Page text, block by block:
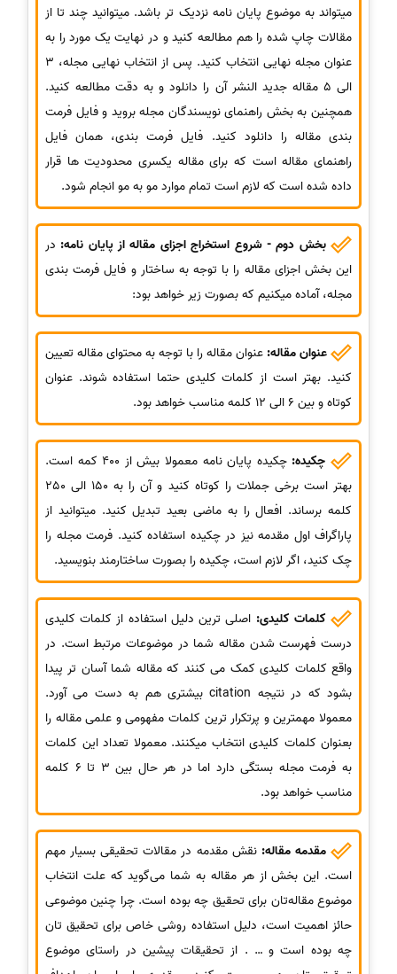
میتواند به موضوع پایان نامه نزدیک تر باشد. میتوانید چند تا از
مقالات چاپ شده را هم مطالعه کنید و در نهایت یک مورد را به
عنوان مجله نهایی انتخاب کنید. پس از انتخاب نهایی مجله، 3
الی 5 مقاله جدید النشر آن را دانلود و به دقت مطالعه کنید.
همچنین به بخش راهنمای نویسندگان مجله بروید و فایل فرمت
بندی مقاله را دانلود کنید. فایل فرمت بندی، همان فایل
راهنمای مقاله است که برای مقاله یکسری محدودیت ها قرار
داده شده است که لازم است تمام موارد مو به مو انجام شود.
بخش دوم - شروع استخراج اجزای مقاله از پایان نامه: در
این بخش اجزای مقاله را با توجه به ساختار و فایل فرمت بندی
مجله، آماده میکنیم که بصورت زیر خواهد بود:
عنوان مقاله: عنوان مقاله را با توجه به محتوای مقاله تعیین
کنید. بهتر است از کلمات کلیدی حتما استفاده شوند. عنوان
کوتاه و بین 6 الی 12 کلمه مناسب خواهد بود.
چکیده:
چکیده پایان نامه معمولا بیش از 400 کمه است.
بهتر است برخی جملات را کوتاه کنید و آن را به 150 الی 250
کلمه برساند. افعال را به ماضی بعید تبدیل کنید. میتوانید از
پاراگراف اول مقدمه نیز در چکیده استفاده کنید. فرمت مجله را
چک کنید، اگر لازم است، چکیده را بصورت ساختارمند بنویسید.
کلمات کلیدی: اصلی ترین دلیل استفاده از کلمات کلیدی
درست فهرست شدن مقاله شما در موضوعات مرتبط است. در
واقع کلمات کلیدی کمک می کنند که مقاله شما آسان تر پیدا
بشود که در نتیجه citation بیشتری هم به دست می آورد.
معمولا مهمترین و پرتکرار ترین کلمات مفهومی و علمی مقاله را
بعنوان کلمات کلیدی انتخاب میکنند. معمولا تعداد این کلمات
به فرمت مجله بستگی دارد اما در هر حال بین 3 تا 6 کلمه
مناسب خواهد بود.
مقدمه مقاله: نقش مقدمه در مقالات تحقیقی بسیار مهم
است. این بخش از هر مقاله به شما می‌گوید که علت انتخاب
موضوع مقاله‌تان برای تحقیق چه بوده است. چرا چنین موضوعی
حائز اهمیت است، دلیل استفاده روشی خاص برای تحقیق‌ تان
چه بوده است و … . از تحقیقات پیشین در راستای موضوع